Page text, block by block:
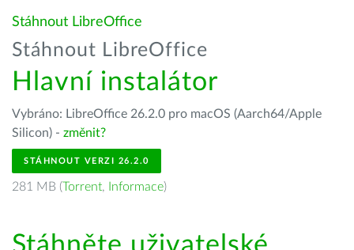
Stáhnout LibreOffice
Stáhnout LibreOffice
Hlavní instalátor
Vybráno: LibreOffice 26.2.0 pro macOS (Aarch64/Apple
Silicon) - změnit?
STÁHNOUT VERZI 26.2.0
281 MB (Torrent, Informace)